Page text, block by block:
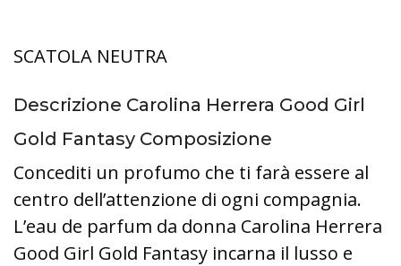
SCATOLA NEUTRA
Descrizione Carolina Herrera Good Girl
Gold Fantasy Composizione
Concediti un profumo che ti farà essere al
centro dell’attenzione di ogni compagnia.
L’eau de parfum da donna Carolina Herrera
Good Girl Gold Fantasy incarna il lusso e